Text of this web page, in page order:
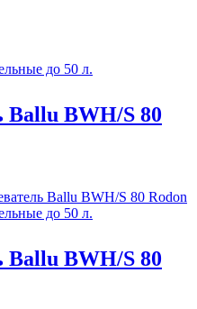
до 50 л.
Ballu BWH/S 80
до 50 л.
Ballu BWH/S 80